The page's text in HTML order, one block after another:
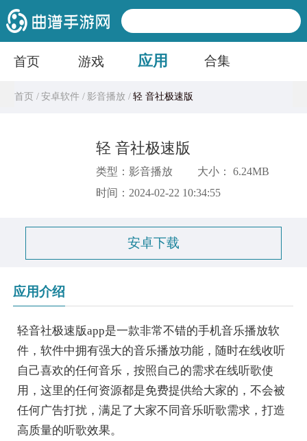
首页 游戏 应用 合集
首页 /安卓软件 / 影音播放 /轻 音社极速版
轻 音社极速版
类型：影音播放
大小： 6.24MB
时间：2024-02-22 10:34:55
安卓下载
应用介绍
轻音社极速版app是一款非常不错的手机音乐播放软
件，软件中拥有强大的音乐播放功能，随时在线收听
自己喜欢的任何音乐，按照自己的需求在线听歌使
用，这里的任何资源都是免费提供给大家的，不会被
任何广告打扰，满足了大家不同音乐听歌需求，打造
高质量的听歌效果。